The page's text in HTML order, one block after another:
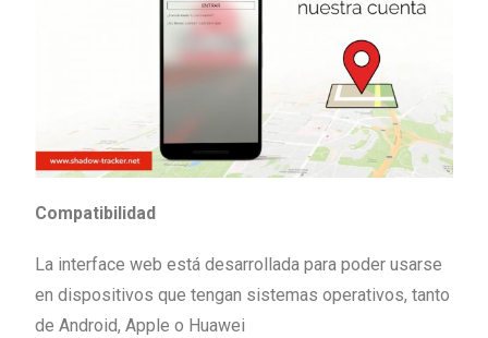
Compatibilidad
La interface web está desarrollada para poder usarse
en dispositivos que tengan sistemas operativos, tanto
de Android, Apple o Huawei